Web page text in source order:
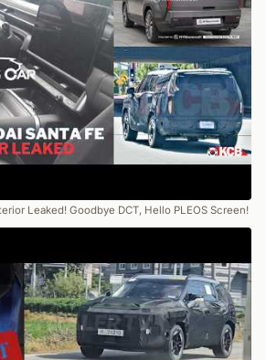
Leaked! Goodbye DCT, Hello PLEOS Screen!